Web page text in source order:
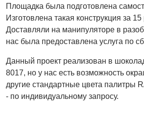
Площадка была подготовлена
Изготовлена такая конструкция за
Доставляли на манипуляторе в
нас была предоставлена услуга по
Данный проект реализован в
8017, но у нас есть возможность
другие стандартные цвета палитры
- по индивидуальному запросу.